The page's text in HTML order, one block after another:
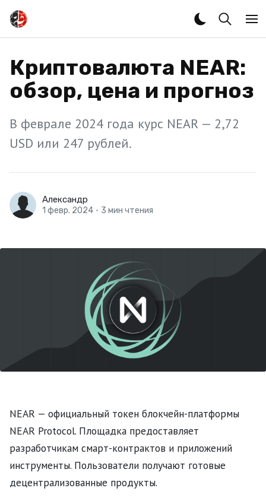
Криптовалюта NEAR:
обзор, цена и прогноз
В феврале 2024 года курс NEAR — 2,72
USD или 247 рублей.
Александр
1 февр. 2024 • 3 мин чтения
NEAR — официальный токен блокчейн-платформы
NEAR Protocol. Площадка предоставляет
разработчикам смарт-контрактов и приложений
инструменты. Пользователи получают готовые
децентрализованные продукты.